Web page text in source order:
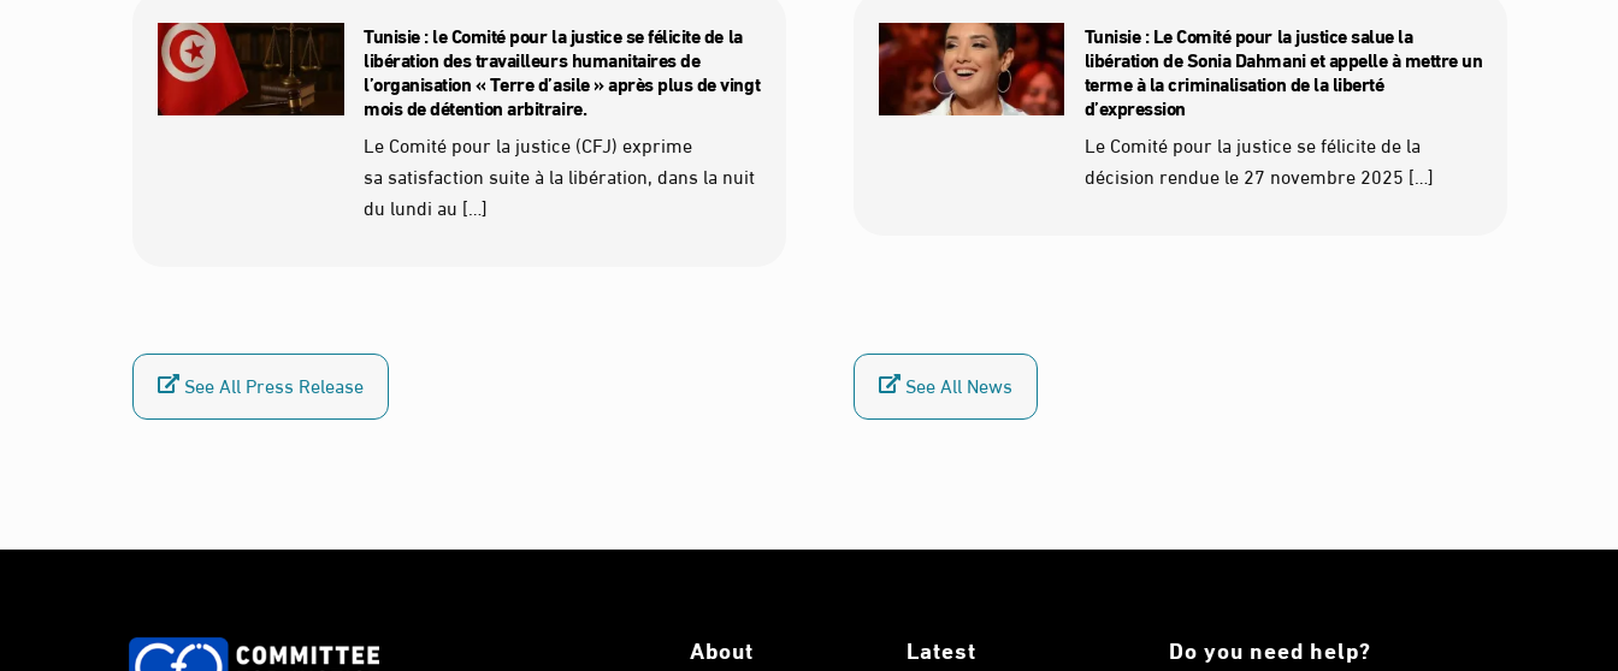
Tunisie : le Comité pour la justice se félicite de la
libération des travailleurs humanitaires de
l’organisation « Terre d’asile » après plus de vingt
mois de détention arbitraire.
Le Comité pour la justice (CFJ) exprime
sa satisfaction suite à la libération, dans la nuit
du lundi au […]
Tunisie : Le Comité pour la justice salue la
libération de Sonia Dahmani et appelle à mettre un
terme à la criminalisation de la liberté
d’expression
Le Comité pour la justice se félicite de la
décision rendue le 27 novembre 2025 […]
See All Press Release See All News
About Latest Do you need help?